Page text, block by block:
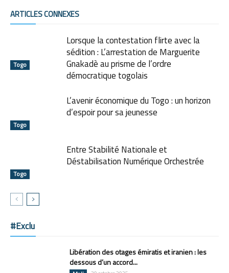
ARTICLES CONNEXES
Togo
Lorsque la contestation flirte avec la
sédition : L’arrestation de Marguerite
Gnakadè au prisme de l’ordre
démocratique togolais
Togo
L’avenir économique du Togo : un horizon
d’espoir pour sa jeunesse
Togo
Entre Stabilité Nationale et
Déstabilisation Numérique Orchestrée
#Exclu
Libération des otages émiratis et iranien : les
dessous d’un accord...